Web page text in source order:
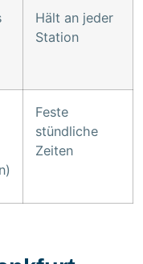
Hält an jeder
Station
Feste
stündliche
Zeiten